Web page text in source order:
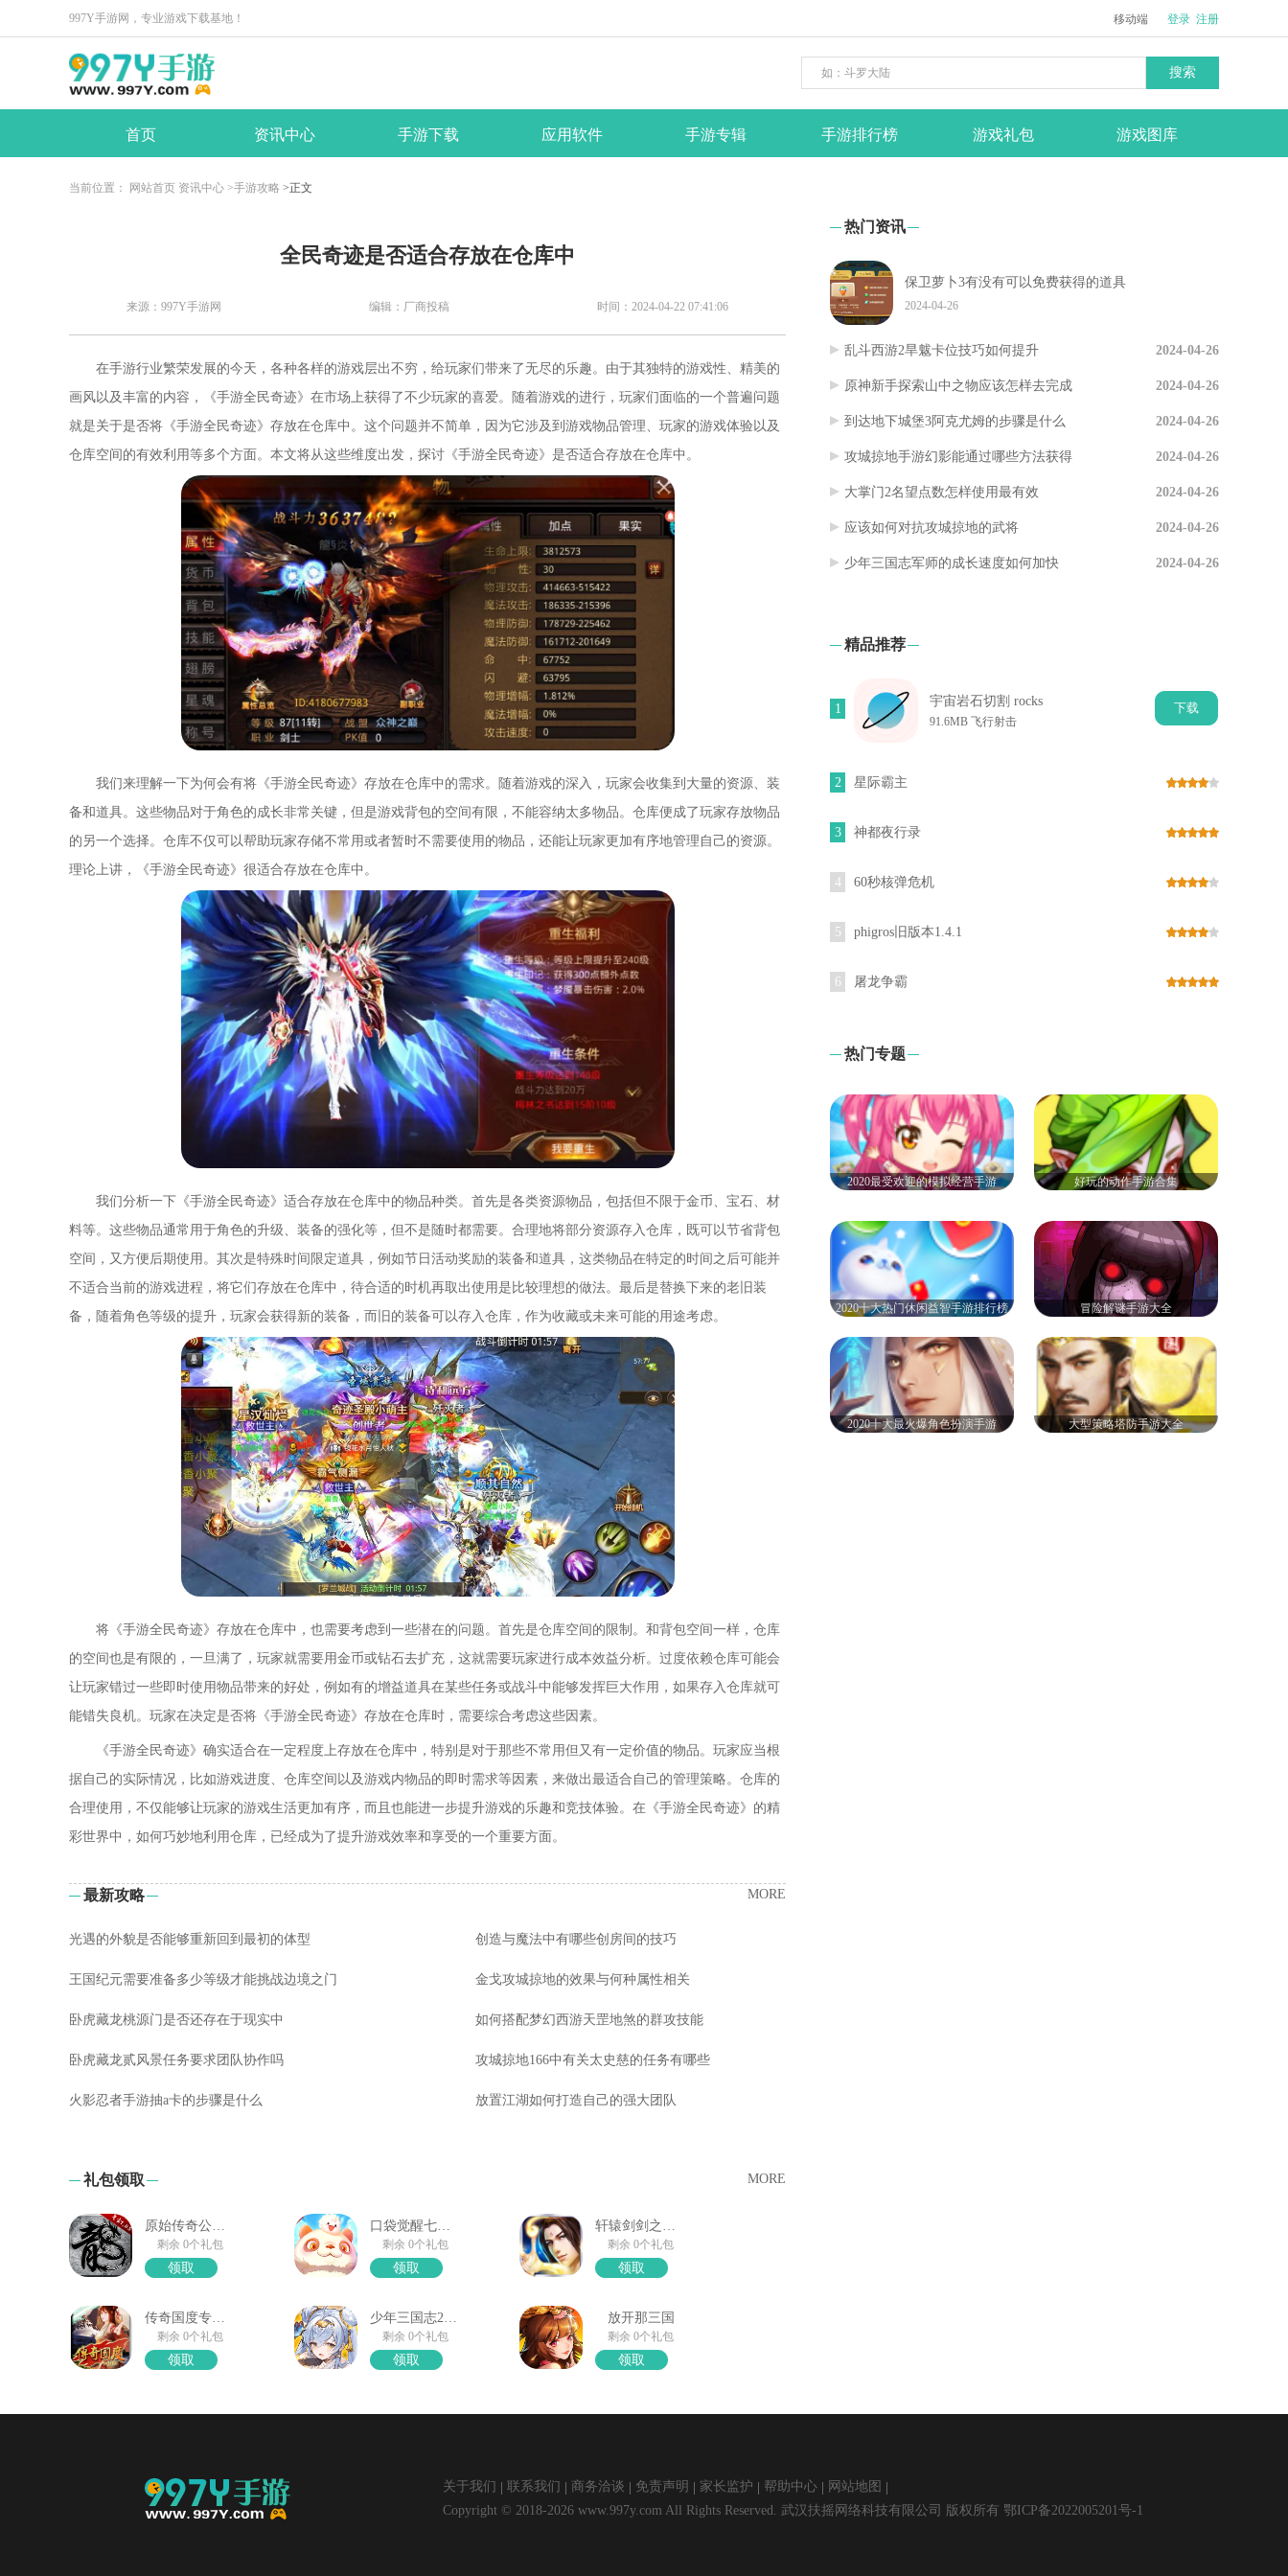
997Y手游网，专业游戏下载基地！ 移动端 登录 注册
搜索
首页 资讯中心 手游下载 应用软件 手游专辑 手游排行榜 游戏礼包 游戏图库
当前位置： 网站首页 资讯中心 >手游攻略 >正文
​全民奇迹是否适合存放在仓库中
来源：997Y手游网 编辑：厂商投稿 时间：2024-04-22 07:41:06
在手游行业繁荣发展的今天，各种各样的游戏层出不穷，给玩家们带来了无尽的乐趣。由于其独特的游戏性、精美的
画风以及丰富的内容，《手游全民奇迹》在市场上获得了不少玩家的喜爱。随着游戏的进行，玩家们面临的一个普遍问题
就是关于是否将《手游全民奇迹》存放在仓库中。这个问题并不简单，因为它涉及到游戏物品管理、玩家的游戏体验以及
仓库空间的有效利用等多个方面。本文将从这些维度出发，探讨《手游全民奇迹》是否适合存放在仓库中。
我们来理解一下为何会有将《手游全民奇迹》存放在仓库中的需求。随着游戏的深入，玩家会收集到大量的资源、装
备和道具。这些物品对于角色的成长非常关键，但是游戏背包的空间有限，不能容纳太多物品。仓库便成了玩家存放物品
的另一个选择。仓库不仅可以帮助玩家存储不常用或者暂时不需要使用的物品，还能让玩家更加有序地管理自己的资源。
理论上讲，《手游全民奇迹》很适合存放在仓库中。
我们分析一下《手游全民奇迹》适合存放在仓库中的物品种类。首先是各类资源物品，包括但不限于金币、宝石、材
料等。这些物品通常用于角色的升级、装备的强化等，但不是随时都需要。合理地将部分资源存入仓库，既可以节省背包
空间，又方便后期使用。其次是特殊时间限定道具，例如节日活动奖励的装备和道具，这类物品在特定的时间之后可能并
不适合当前的游戏进程，将它们存放在仓库中，待合适的时机再取出使用是比较理想的做法。最后是替换下来的老旧装
备，随着角色等级的提升，玩家会获得新的装备，而旧的装备可以存入仓库，作为收藏或未来可能的用途考虑。
将《手游全民奇迹》存放在仓库中，也需要考虑到一些潜在的问题。首先是仓库空间的限制。和背包空间一样，仓库
的空间也是有限的，一旦满了，玩家就需要用金币或钻石去扩充，这就需要玩家进行成本效益分析。过度依赖仓库可能会
让玩家错过一些即时使用物品带来的好处，例如有的增益道具在某些任务或战斗中能够发挥巨大作用，如果存入仓库就可
能错失良机。玩家在决定是否将《手游全民奇迹》存放在仓库时，需要综合考虑这些因素。
《手游全民奇迹》确实适合在一定程度上存放在仓库中，特别是对于那些不常用但又有一定价值的物品。玩家应当根
据自己的实际情况，比如游戏进度、仓库空间以及游戏内物品的即时需求等因素，来做出最适合自己的管理策略。仓库的
合理使用，不仅能够让玩家的游戏生活更加有序，而且也能进一步提升游戏的乐趣和竞技体验。在《手游全民奇迹》的精
彩世界中，如何巧妙地利用仓库，已经成为了提升游戏效率和享受的一个重要方面。
最新攻略 MORE
光遇的外貌是否能够重新回到最初的体型 创造与魔法中有哪些创房间的技巧
王国纪元需要准备多少等级才能挑战边境之门 金戈攻城掠地的效果与何种属性相关
卧虎藏龙桃源门是否还存在于现实中 如何搭配梦幻西游天罡地煞的群攻技能
卧虎藏龙贰风景任务要求团队协作吗 攻城掠地166中有关太史慈的任务有哪些
火影忍者手游抽a卡的步骤是什么 放置江湖如何打造自己的强大团队
礼包领取 MORE
剩余 0个礼包
领取
剩余 0个礼包
领取
剩余 0个礼包
领取
剩余 0个礼包
领取
剩余 0个礼包
领取
放开那三国
剩余 0个礼包
领取
热门资讯
保卫萝卜3有没有可以免费获得的道具
2024-04-26
乱斗西游2旱魃卡位技巧如何提升 2024-04-26
原神新手探索山中之物应该怎样去完成 2024-04-26
到达地下城堡3阿克尤姆的步骤是什么 2024-04-26
攻城掠地手游幻影能通过哪些方法获得 2024-04-26
大掌门2名望点数怎样使用最有效 2024-04-26
应该如何对抗攻城掠地的武将 2024-04-26
少年三国志军师的成长速度如何加快 2024-04-26
精品推荐
1
宇宙岩石切割 rocks
91.6MB 飞行射击
下载
2 星际霸主
3 神都夜行录
4 60秒核弹危机
5 phigros旧版本1.4.1
6 屠龙争霸
热门专题
2020最受欢迎的模拟经营手游 好玩的动作手游合集
2020十大热门休闲益智手游排行榜 冒险解谜手游大全
2020十大最火爆角色扮演手游 大型策略塔防手游大全
关于我们 联系我们 商务洽谈 免责声明 家长监护 帮助中心
网站地图
Copyright © 2018-2026 www.997y.com All Rights Reserved. 武汉扶摇网络科技有限公司 版权所有 鄂ICP备2022005201号-1